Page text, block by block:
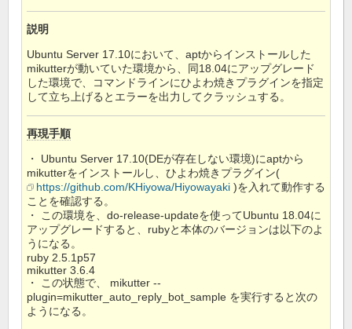
説明
Ubuntu Server 17.10において、aptからインストールした
mikutterが動いていた環境から、同18.04にアップグレード
した環境で、コマンドラインにひよわ焼きプラグインを指定
して立ち上げるとエラーを出力してクラッシュする。
再現手順
・ Ubuntu Server 17.10(DEが存在しない環境)にaptから
mikutterをインストールし、ひよわ焼きプラグイン(
https://github.com/KHiyowa/Hiyowayaki )を入れて動作する
ことを確認する。
・ この環境を、do-release-updateを使ってUbuntu 18.04に
アップグレードすると、rubyと本体のバージョンは以下のよ
うになる。
ruby 2.5.1p57
mikutter 3.6.4
・ この状態で、 mikutter --
plugin=mikutter_auto_reply_bot_sample を実行すると次の
ようになる。